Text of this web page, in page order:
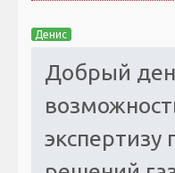
Денис
Добрый
экспертизу